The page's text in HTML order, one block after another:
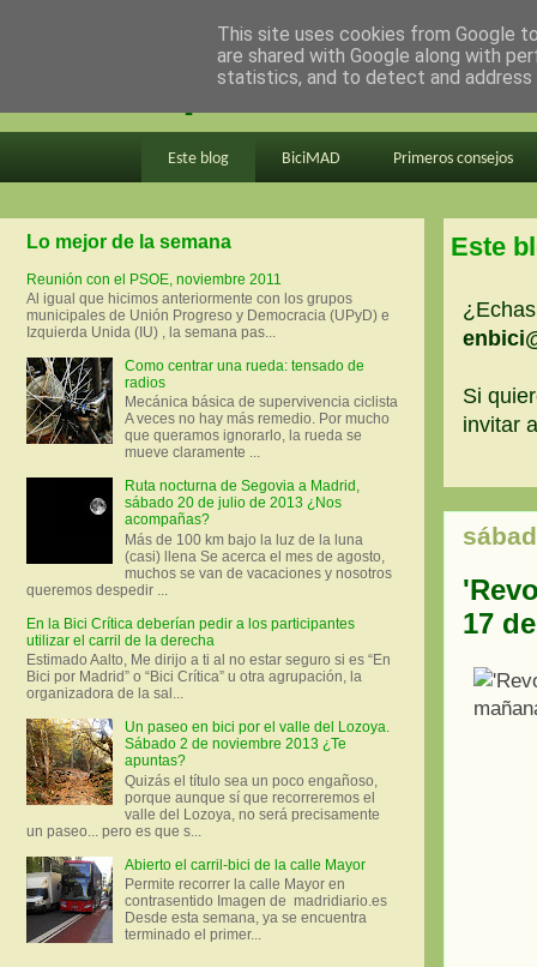
en bici por madrid
Este blog BiciMAD Primeros consejos
Este
Si
invitar
17
Lo mejor de la semana
Reunión con el PSOE, noviembre 2011
Al igual que hicimos anteriormente con los grupos
municipales de Unión Progreso y Democracia (UPyD) e
Izquierda Unida (IU) , la semana pas...
Como centrar una rueda: tensado de
radios
Mecánica básica de supervivencia ciclista
A veces no hay más remedio. Por mucho
que queramos ignorarlo, la rueda se
mueve claramente ...
Ruta nocturna de Segovia a Madrid,
sábado 20 de julio de 2013 ¿Nos
acompañas?
Más de 100 km bajo la luz de la luna
(casi) llena Se acerca el mes de agosto,
muchos se van de vacaciones y nosotros
queremos despedir ...
En la Bici Crítica deberían pedir a los participantes
utilizar el carril de la derecha
Estimado Aalto, Me dirijo a ti al no estar seguro si es “En
Bici por Madrid” o “Bici Crítica” u otra agrupación, la
organizadora de la sal...
Un paseo en bici por el valle del Lozoya.
Sábado 2 de noviembre 2013 ¿Te
apuntas?
Quizás el título sea un poco engañoso,
porque aunque sí que recorreremos el
valle del Lozoya, no será precisamente
un paseo... pero es que s...
Abierto el carril-bici de la calle Mayor
Permite recorrer la calle Mayor en
contrasentido Imagen de madridiario.es
Desde esta semana, ya se encuentra
terminado el primer...
This site uses cookies from Google
are shared with Google along with
statistics, and to detect and address